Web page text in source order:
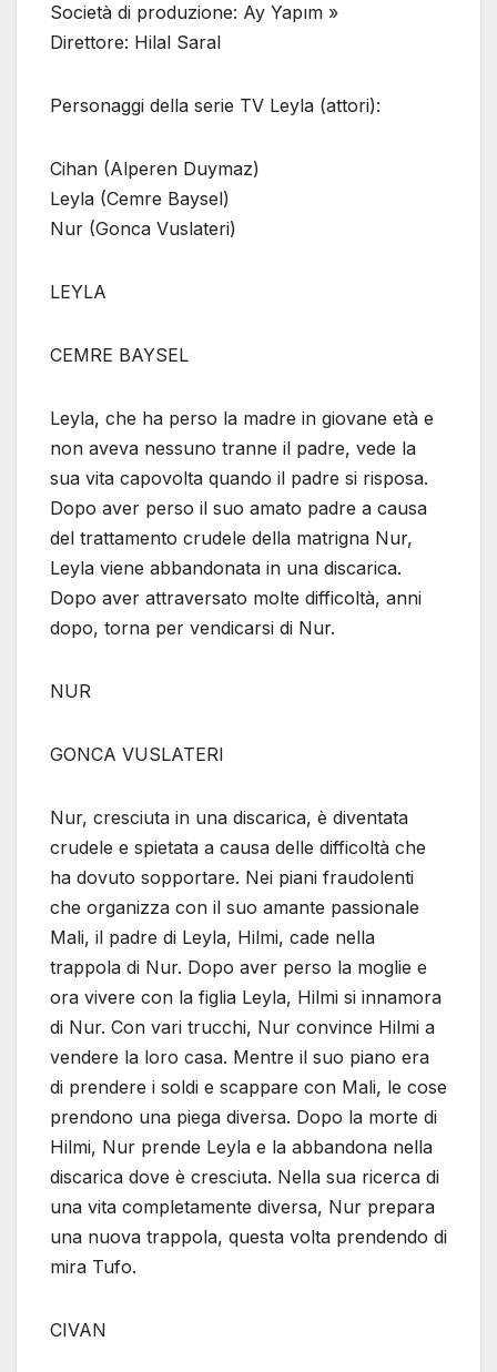
Società di produzione: Ay Yapım »
Direttore: Hilal Saral
Personaggi della serie TV Leyla (attori):
Cihan (Alperen Duymaz)
Leyla (Cemre Baysel)
Nur (Gonca Vuslateri)
LEYLA
CEMRE BAYSEL
Leyla, che ha perso la madre in giovane età e
non aveva nessuno tranne il padre, vede la
sua vita capovolta quando il padre si risposa.
Dopo aver perso il suo amato padre a causa
del trattamento crudele della matrigna Nur,
Leyla viene abbandonata in una discarica.
Dopo aver attraversato molte difficoltà, anni
dopo, torna per vendicarsi di Nur.
NUR
GONCA VUSLATERI
Nur, cresciuta in una discarica, è diventata
crudele e spietata a causa delle difficoltà che
ha dovuto sopportare. Nei piani fraudolenti
che organizza con il suo amante passionale
Mali, il padre di Leyla, Hilmi, cade nella
trappola di Nur. Dopo aver perso la moglie e
ora vivere con la figlia Leyla, Hilmi si innamora
di Nur. Con vari trucchi, Nur convince Hilmi a
vendere la loro casa. Mentre il suo piano era
di prendere i soldi e scappare con Mali, le cose
prendono una piega diversa. Dopo la morte di
Hilmi, Nur prende Leyla e la abbandona nella
discarica dove è cresciuta. Nella sua ricerca di
una vita completamente diversa, Nur prepara
una nuova trappola, questa volta prendendo di
mira Tufo.
CIVAN